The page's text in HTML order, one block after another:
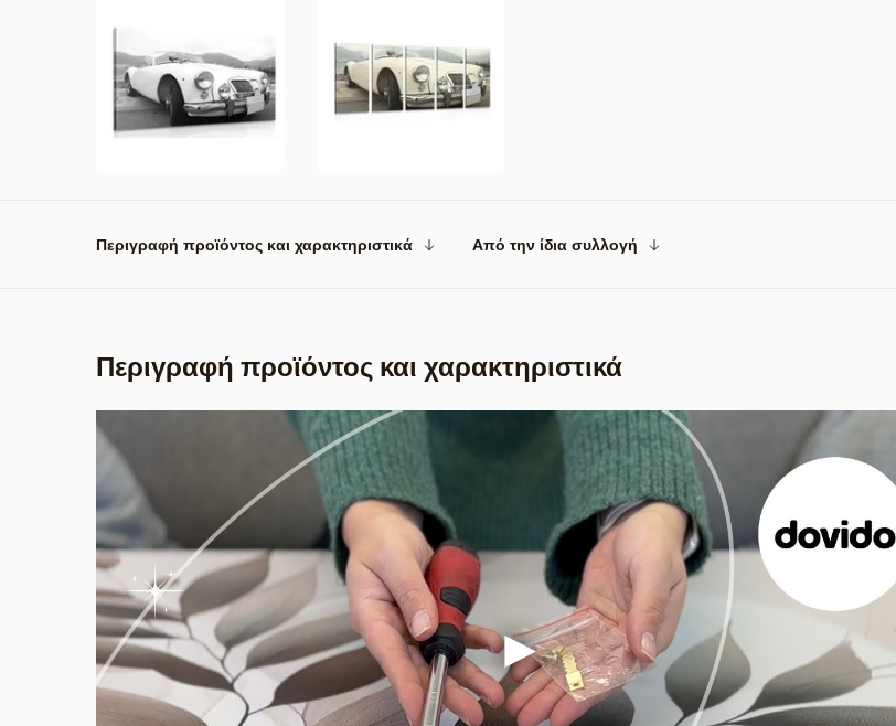
Περιγραφή προϊόντος και χαρακτηριστικά Από την ίδια συλλογή
Περιγραφή προϊόντος και χαρακτηριστικά